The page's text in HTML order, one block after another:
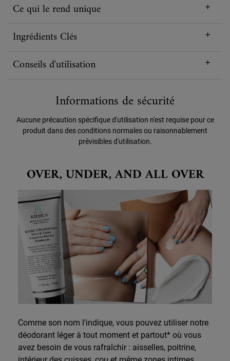
Ce qui le rend unique
Ingrédients Clés
Conseils d'utilisation
Informations de sécurité
Aucune précaution spécifique d'utilisation n'est requise pour ce
produit dans des conditions normales ou raisonnablement
prévisibles d'utilisation.
OVER, UNDER, AND ALL OVER
Comme son nom l'indique, vous pouvez utiliser notre
déodorant léger à tout moment et partout* où vous
avez besoin de vous rafraîchir : aisselles, poitrine,